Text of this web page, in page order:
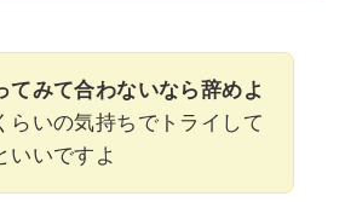
てみて合わないなら辞めよ
らいの気持ちでトライして
いいですよ